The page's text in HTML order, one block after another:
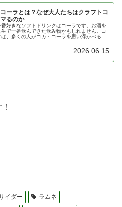
ーラとは？なぜ大人たちはクラフトコ
るのか
番好きなソフトドリンクはコーラです。お酒を
生で一番飲んできた飲み物かもしれません。コ
ば、多くの人がコカ・コーラを思い浮かべるで
2026.06.15
イダー
ラムネ